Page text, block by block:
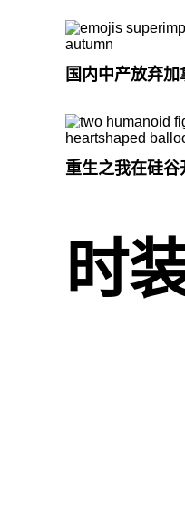
国内中产放弃加
重生之我在硅
时